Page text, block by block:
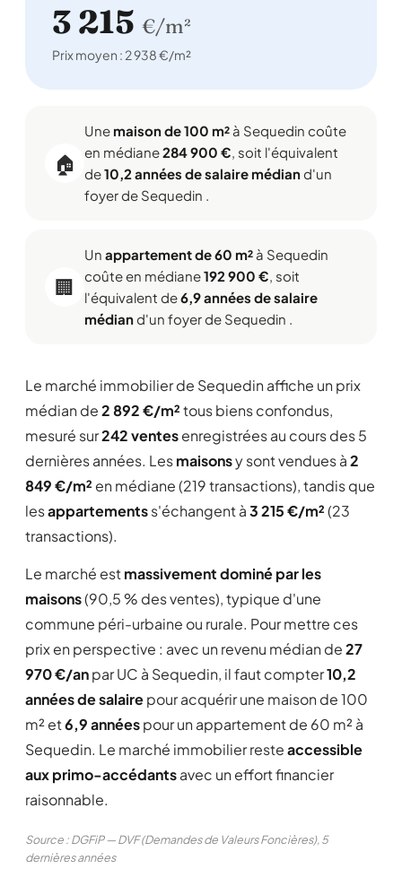
3 215 €/m²
Prix moyen : 2 938 €/m²
🏠
Une maison de 100 m² à Sequedin coûte
en médiane284 900 €, soit l'équivalent
de10,2 années de salaire médiand'un
foyer de Sequedin .
🏢
Un appartement de 60 m² à Sequedin
coûte en médiane192 900 €, soit
l'équivalent de6,9 années de salaire
médiand'un foyer de Sequedin .
Le marché immobilier de Sequedin affiche un prix
médian de2 892 €/m²tous biens confondus,
mesuré sur242 ventesenregistrées au cours des 5
dernières années. Lesmaisonsy sont vendues à2
849 €/m² en médiane (219 transactions), tandis que
lesappartementss'échangent à3 215 €/m²(23
transactions).
Le marché estmassivement dominé par les
maisons(90,5 % des ventes), typique d'une
commune péri-urbaine ou rurale. Pour mettre ces
prix en perspective : avec un revenu médian de27
970 €/anpar UC à Sequedin, il faut compter10,2
années de salairepour acquérir une maison de 100
m² et6,9 annéespour un appartement de 60 m² à
Sequedin. Le marché immobilier resteaccessible
aux primo-accédantsavec un effort financier
raisonnable.
Source : DGFiP — DVF (Demandes de Valeurs Foncières), 5
dernières années